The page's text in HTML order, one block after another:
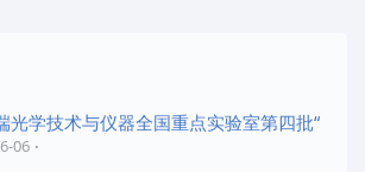
光学技术与仪器全国重点实验室第四批“
06